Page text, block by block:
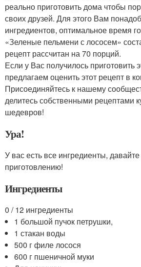
реально приготовить дома чтобы
своих друзей. Для этого Вам
ингредиентов, оптимальное время
«Зеленые пельмени с лососем»
рецепт рассчитан на 70 порций.
Если у Вас получилось приготовить
предлагаем оценить этот рецепт в
Присоединяйтесь к нашему
делитесь собственными рецептами
шедевров!
Ура!
У вас есть все ингредиенты,
приготовлению!
Ингредиенты
0 / 12 ингредиенты
1 большой пучок петрушки,
1 стакан воды
500 г филе лосося
600 г пшеничной муки